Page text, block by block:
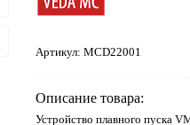
Артикул: MCD22001
Описание товара:
Устройство плавного пуска